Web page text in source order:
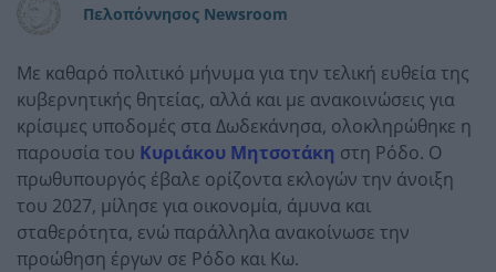
Πελοπόννησος Newsroom
Με καθαρό πολιτικό μήνυμα για την τελική ευθεία της
κυβερνητικής θητείας, αλλά και με ανακοινώσεις για
κρίσιμες υποδομές στα Δωδεκάνησα, ολοκληρώθηκε η
παρουσία του Κυριάκου Μητσοτάκη στη Ρόδο. Ο
πρωθυπουργός έβαλε ορίζοντα εκλογών την άνοιξη
του 2027, μίλησε για οικονομία, άμυνα και
σταθερότητα, ενώ παράλληλα ανακοίνωσε την
προώθηση έργων σε Ρόδο και Κω.